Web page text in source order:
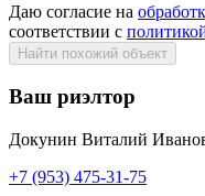
Даю согласие на
соответствии с
Найти похожий объект
Ваш риэлтор
Докунин Виталий
+7 (953) 475-31-75